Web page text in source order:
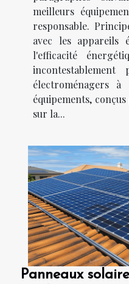
meilleurs
responsable.
avec les appareils
l'efficacité
électroménagers à
équipements,
sur la...
Panneaux